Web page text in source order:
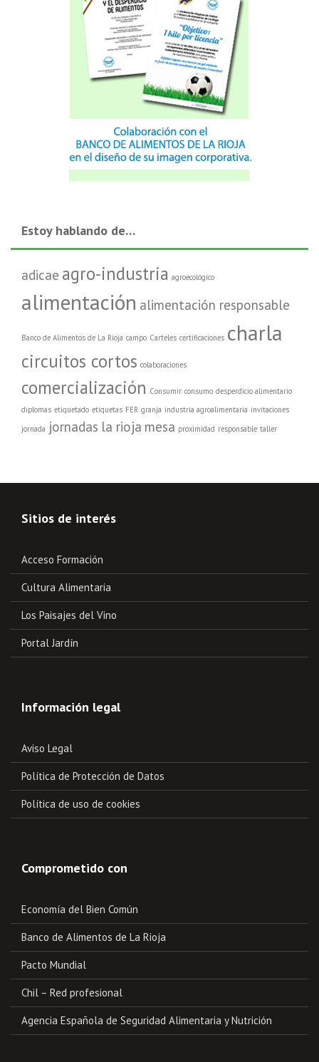
Estoy hablando de…
adicae agro-industria agroecológico
alimentación alimentación responsable
Banco de Alimentos de La Rioja campo Carteles certificaciones charla
circuitos cortos colaboraciones
comercialización Consumir consumo desperdicio alimentario
diplomas etiquetado etiquetas FER granja industria agroalimentaria invitaciones
jornada jornadas la rioja mesa proximidad responsable taller
Sitios de interés
Acceso Formación
Cultura Alimentaria
Los Paisajes del Vino
Portal Jardín
Información legal
Aviso Legal
Política de Protección de Datos
Política de uso de cookies
Comprometido con
Economía del Bien Común
Banco de Alimentos de La Rioja
Pacto Mundial
Chil – Red profesional
Agencia Española de Seguridad Alimentaria y Nutrición